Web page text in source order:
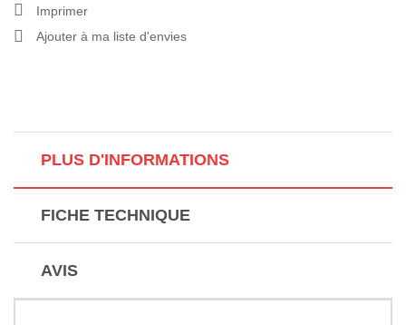
Imprimer
Ajouter à ma liste d'envies
PLUS D'INFORMATIONS
FICHE TECHNIQUE
AVIS